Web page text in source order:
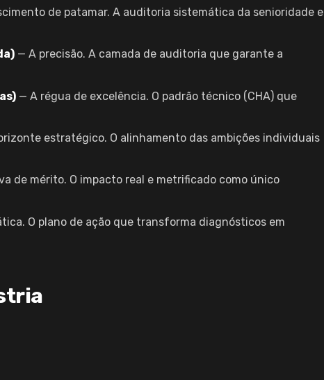
de patamar. A auditoria sistemática da senioridade e
— A precisão. A camada de auditoria que garante a
— A régua de excelência. O padrão técnico (CHA) que
estratégico. O alinhamento das ambições individuais
de mérito. O impacto real e metrificado como único
O plano de ação que transforma diagnósticos em